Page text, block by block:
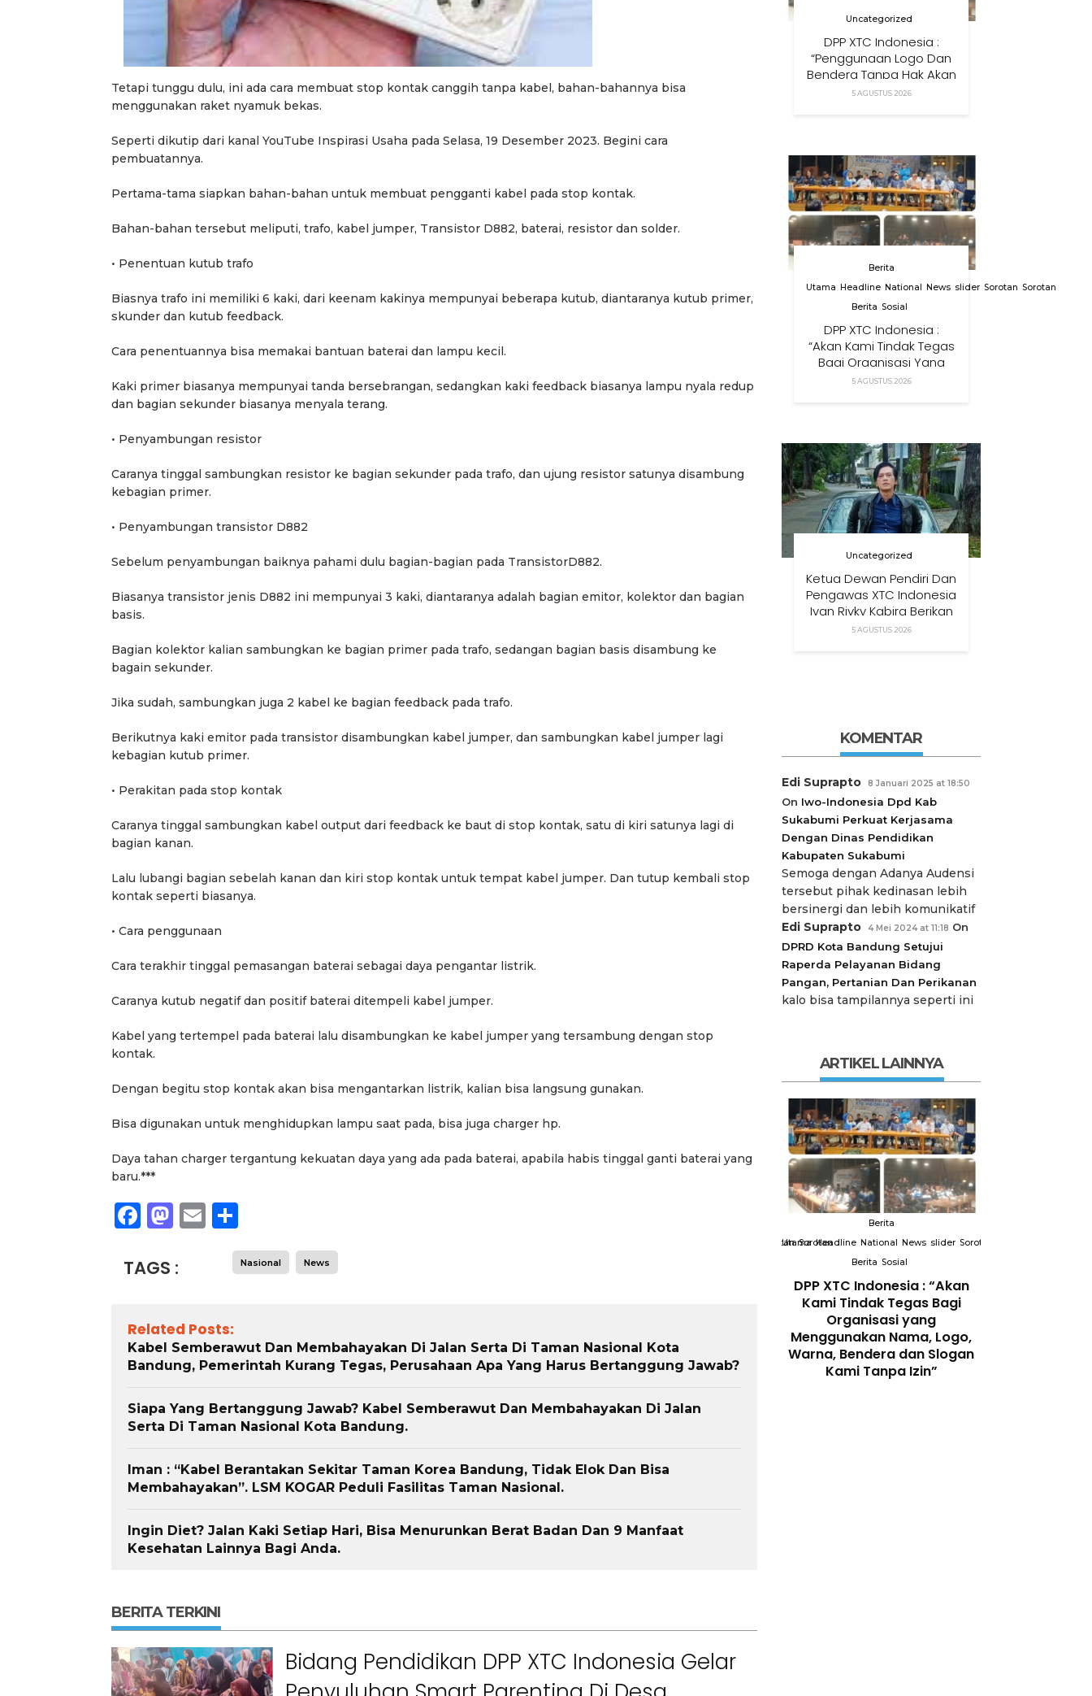
Tetapi tunggu dulu, ini ada cara membuat stop kontak canggih tanpa kabel, bahan-bahannya bisa
menggunakan raket nyamuk bekas.
Seperti dikutip dari kanal YouTube Inspirasi Usaha pada Selasa, 19 Desember 2023. Begini cara
pembuatannya.
Pertama-tama siapkan bahan-bahan untuk membuat pengganti kabel pada stop kontak.
Bahan-bahan tersebut meliputi, trafo, kabel jumper, Transistor D882, baterai, resistor dan solder.
• Penentuan kutub trafo
Biasnya trafo ini memiliki 6 kaki, dari keenam kakinya mempunyai beberapa kutub, diantaranya kutub primer,
skunder dan kutub feedback.
Cara penentuannya bisa memakai bantuan baterai dan lampu kecil.
Kaki primer biasanya mempunyai tanda bersebrangan, sedangkan kaki feedback biasanya lampu nyala redup
dan bagian sekunder biasanya menyala terang.
• Penyambungan resistor
Caranya tinggal sambungkan resistor ke bagian sekunder pada trafo, dan ujung resistor satunya disambung
kebagian primer.
• Penyambungan transistor D882
Sebelum penyambungan baiknya pahami dulu bagian-bagian pada TransistorD882.
Biasanya transistor jenis D882 ini mempunyai 3 kaki, diantaranya adalah bagian emitor, kolektor dan bagian
basis.
Bagian kolektor kalian sambungkan ke bagian primer pada trafo, sedangan bagian basis disambung ke
bagain sekunder.
Jika sudah, sambungkan juga 2 kabel ke bagian feedback pada trafo.
Berikutnya kaki emitor pada transistor disambungkan kabel jumper, dan sambungkan kabel jumper lagi
kebagian kutub primer.
• Perakitan pada stop kontak
Caranya tinggal sambungkan kabel output dari feedback ke baut di stop kontak, satu di kiri satunya lagi di
bagian kanan.
Lalu lubangi bagian sebelah kanan dan kiri stop kontak untuk tempat kabel jumper. Dan tutup kembali stop
kontak seperti biasanya.
• Cara penggunaan
Cara terakhir tinggal pemasangan baterai sebagai daya pengantar listrik.
Caranya kutub negatif dan positif baterai ditempeli kabel jumper.
Kabel yang tertempel pada baterai lalu disambungkan ke kabel jumper yang tersambung dengan stop
kontak.
Dengan begitu stop kontak akan bisa mengantarkan listrik, kalian bisa langsung gunakan.
Bisa digunakan untuk menghidupkan lampu saat pada, bisa juga charger hp.
Daya tahan charger tergantung kekuatan daya yang ada pada baterai, apabila habis tinggal ganti baterai yang
baru.***
Facebook
Mastodon
Email
TAGS : Nasional News
Related Posts:
Kabel Semberawut Dan Membahayakan Di Jalan Serta Di Taman Nasional Kota
Bandung, Pemerintah Kurang Tegas, Perusahaan Apa Yang Harus Bertanggung Jawab?
Siapa Yang Bertanggung Jawab? Kabel Semberawut Dan Membahayakan Di Jalan
Serta Di Taman Nasional Kota Bandung.
Iman : “Kabel Berantakan Sekitar Taman Korea Bandung, Tidak Elok Dan Bisa
Membahayakan”. LSM KOGAR Peduli Fasilitas Taman Nasional.
Ingin Diet? Jalan Kaki Setiap Hari, Bisa Menurunkan Berat Badan Dan 9 Manfaat
Kesehatan Lainnya Bagi Anda.
BERITA TERKINI
Bidang Pendidikan DPP XTC Indonesia Gelar
Uncategorized
DPP XTC Indonesia :
“Penggunaan Logo Dan
Bendera Tanpa Hak Akan
Ditindak”
5 AGUSTUS 2026
Berita
Utama
Headline National News slider Sorotan Sorotan
Berita Sosial
DPP XTC Indonesia :
“Akan Kami Tindak Tegas
Bagi Organisasi Yang
Menggunakan Nama,
5 AGUSTUS 2026
Uncategorized
Ketua Dewan Pendiri Dan
Pengawas XTC Indonesia
Ivan Rivky Kabira Berikan
Peryataan Sikap Terkait
5 AGUSTUS 2026
KOMENTAR
Edi Suprapto 8 Januari 2025 at 18:50
On Iwo-Indonesia Dpd Kab
Sukabumi Perkuat Kerjasama
Dengan Dinas Pendidikan
Kabupaten Sukabumi
Semoga dengan Adanya Audensi
tersebut pihak kedinasan lebih
bersinergi dan lebih komunikatif
Edi Suprapto
4 Mei 2024 at 11:18 On
DPRD Kota Bandung Setujui
Raperda Pelayanan Bidang
Pangan, Pertanian Dan Perikanan
kalo bisa tampilannya seperti ini
ARTIKEL LAINNYA
Nama Tersebut
Melanggar Ketentuan
Perundang-undangan”
Berita
Sosial
Profesionalisme dan Aksi
Nyata Lewat Green Impact
Pemkab Bandung Barat
Sorotan Sorotan
Orang Tua dalam Menjaga
Kesehatan Anak di Era Digital
Berita
Utama Headline National News slider Sorotan
Berita Sosial
DPP XTC Indonesia : “Akan
Kami Tindak Tegas Bagi
Organisasi yang
Menggunakan Nama, Logo,
Warna, Bendera dan Slogan
Kami Tanpa Izin”